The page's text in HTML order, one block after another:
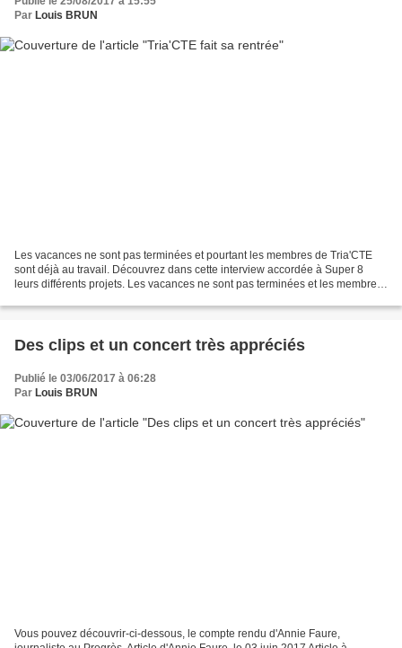
Par Louis BRUN
Les vacances ne sont pas terminées et pourtant les membres de Tria'CTE
sont déjà au travail. Découvrez dans cette interview accordée à Super 8
leurs différents projets. Les vacances ne sont pas terminées et les membres
Des clips et un concert très appréciés
Publié le 03/06/2017 à 06:28
Par Louis BRUN
Vous pouvez découvrir-ci-dessous, le compte rendu d'Annie Faure,